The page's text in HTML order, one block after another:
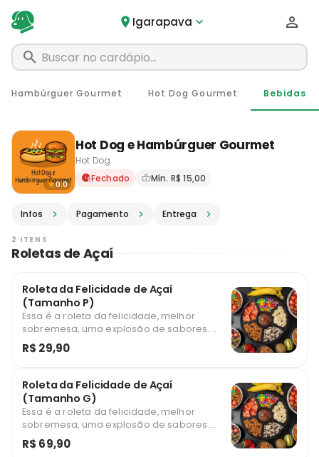
Igarapava
0.0
Hot Dog e Hambúrguer Gourmet
Hot Dog
Delivery em Igarapava -
Fechado Mín. R$ 15,00
Infos Pagamento Entrega
Hambúrguer Gourmet Hot Dog Gourmet Bebidas
2 ITENS
Roletas de Açaí
Roleta da Felicidade de Açaí
(Tamanho P)
Essa é a roleta da felicidade, melhor
sobremesa, uma explosão de sabores.
Acompanha 5 adicionais (Nutella, Banana,
M&M, Paçoca, Bom Bom Sonho de Valsa).
R$ 29,90
Roleta da Felicidade de Açaí
(Tamanho G)
Essa é a roleta da felicidade, melhor
sobremesa, uma explosão de sabores.
Acompanha 6 adicionais (Nutella, Morango,
Banana, M&M, Paçoca e Bom Bom Sonho de
R$ 69,90